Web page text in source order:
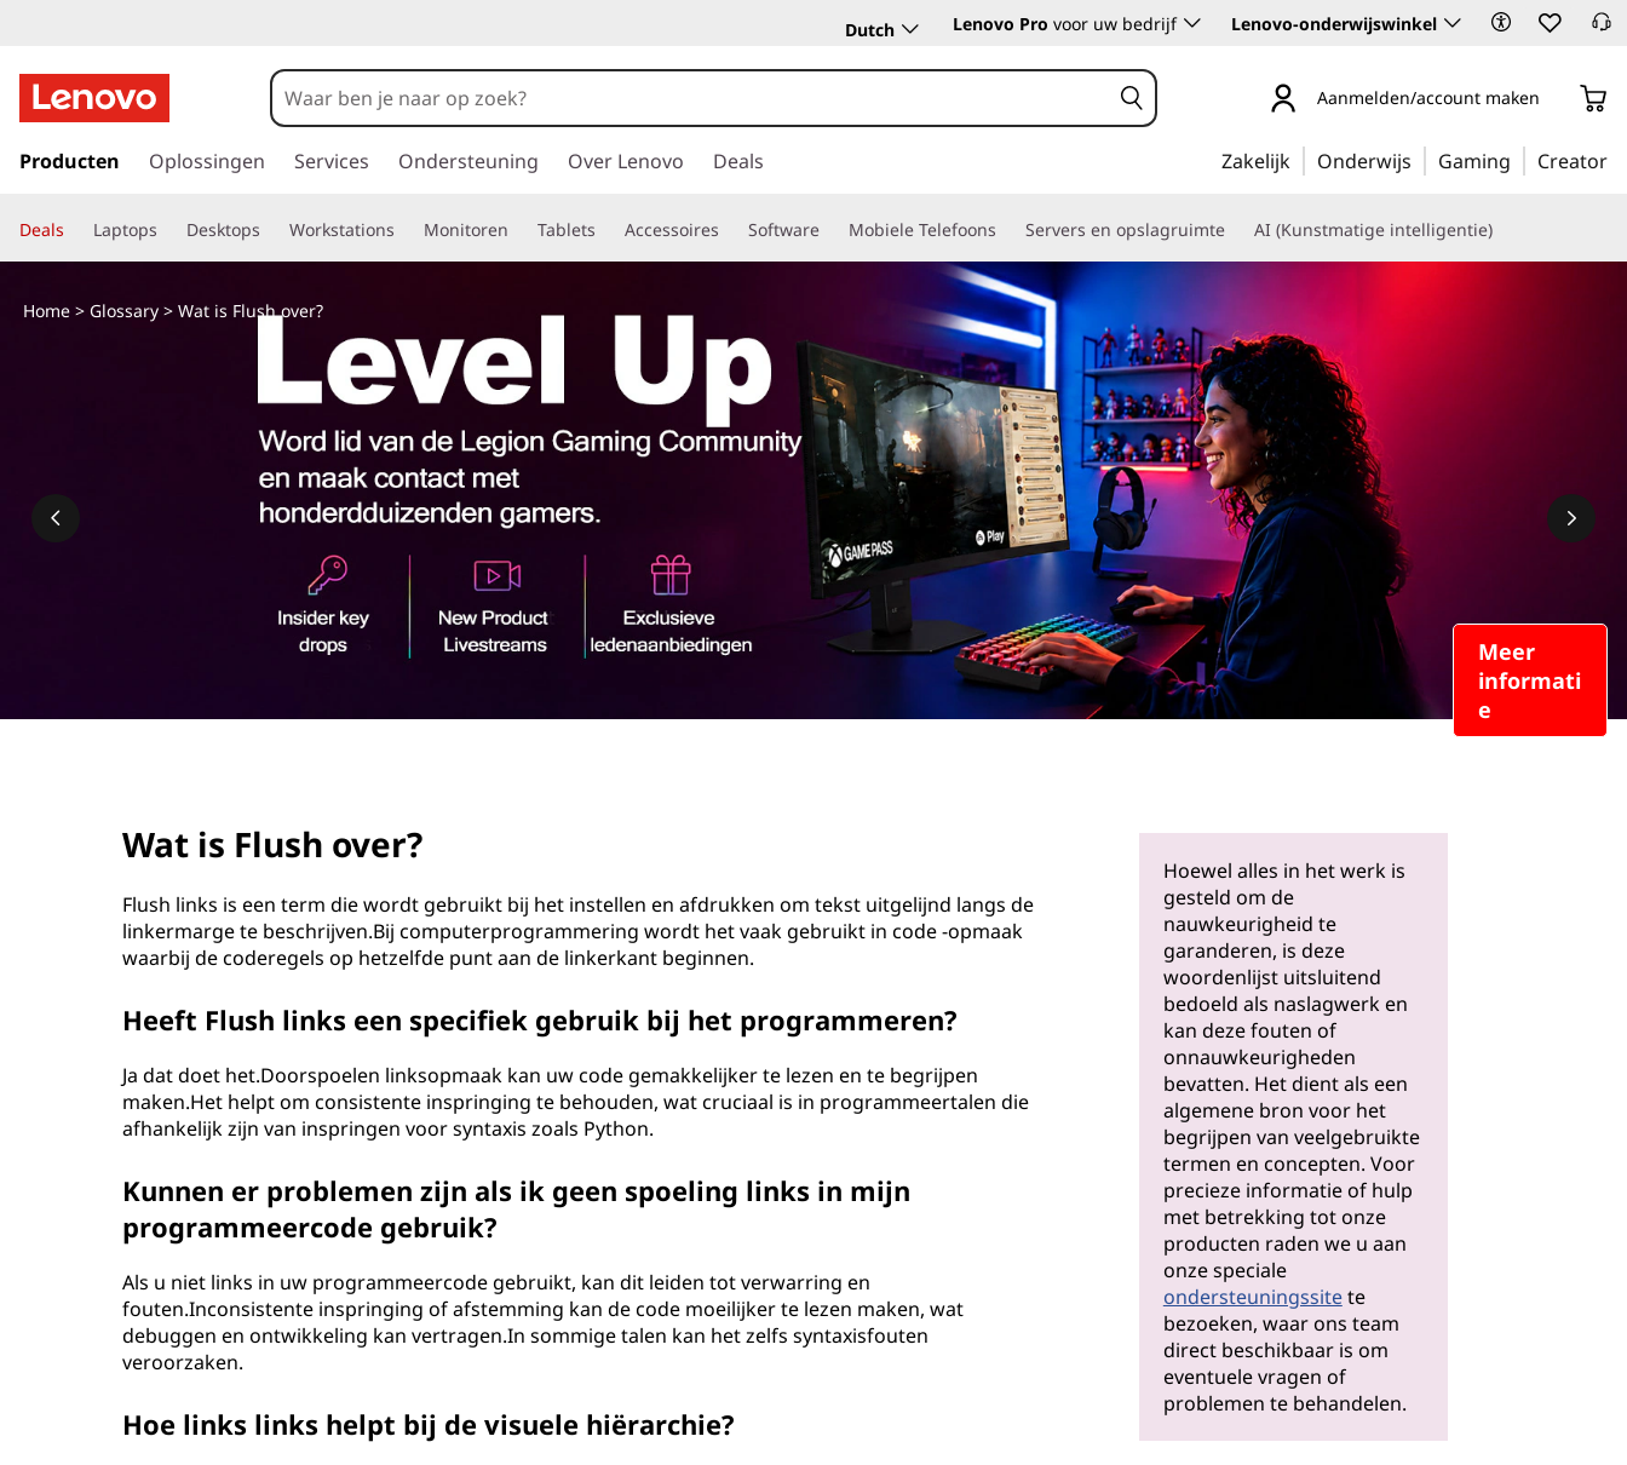
Dutch Lenovo Pro voor uw bedrijf Lenovo-onderwijswinkel
a
a
r
e
Aanmelden/account maken
Producten Oplossingen Services Ondersteuning Over Lenovo Deals Zakelijk Onderwijs Gaming Creator
Deals Laptops Desktops Workstations Monitoren Tablets Accessoires Software Mobiele Telefoons Servers en opslagruimte AI (Kunstmatige intelligentie)
Meer
informati
e
Home> Glossary> Wat is Flush over?
Wat is Flush over?
Flush links is een term die wordt gebruikt bij het instellen en afdrukken om tekst uitgelijnd langs de
linkermarge te beschrijven.Bij computerprogrammering wordt het vaak gebruikt in code -opmaak
waarbij de coderegels op hetzelfde punt aan de linkerkant beginnen.
Heeft Flush links een specifiek gebruik bij het programmeren?
Ja dat doet het.Doorspoelen linksopmaak kan uw code gemakkelijker te lezen en te begrijpen
maken.Het helpt om consistente inspringing te behouden, wat cruciaal is in programmeertalen die
afhankelijk zijn van inspringen voor syntaxis zoals Python.
Kunnen er problemen zijn als ik geen spoeling links in mijn
programmeercode gebruik?
Als u niet links in uw programmeercode gebruikt, kan dit leiden tot verwarring en
fouten.Inconsistente inspringing of afstemming kan de code moeilijker te lezen maken, wat
debuggen en ontwikkeling kan vertragen.In sommige talen kan het zelfs syntaxisfouten
veroorzaken.
Hoe links links helpt bij de visuele hiërarchie?
Hoewel alles in het werk is
gesteld om de
nauwkeurigheid te
garanderen, is deze
woordenlijst uitsluitend
bedoeld als naslagwerk en
kan deze fouten of
onnauwkeurigheden
bevatten. Het dient als een
algemene bron voor het
begrijpen van veelgebruikte
termen en concepten. Voor
precieze informatie of hulp
met betrekking tot onze
producten raden we u aan
onze speciale
ondersteuningssitete
bezoeken, waar ons team
direct beschikbaar is om
eventuele vragen of
problemen te behandelen.